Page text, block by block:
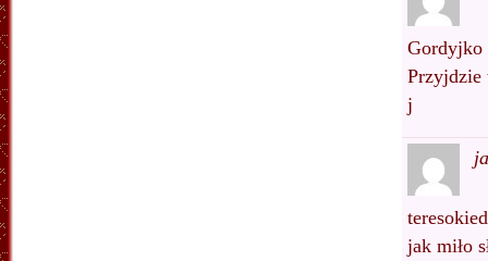
Gordyjko
Przyjdzie
j
jak miło